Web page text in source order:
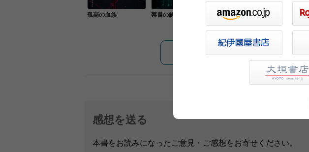
孤高の血族 禁書の解錠 伏蛇の闇網 天空の魔手
感想を送る
本書をお読みになったご意見・ご感想をお寄せください。